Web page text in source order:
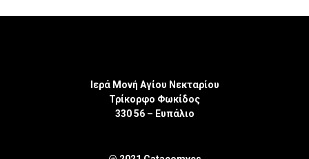
Ιερά Μονή Αγίου Νεκταρίου
Τρίκορφο Φωκίδος
330 56 – Ευπάλιο